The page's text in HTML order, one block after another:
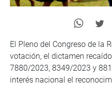
El Pleno del Congreso de la
votación, el dictamen
7880/2023, 8349/2023 y
interés nacional el